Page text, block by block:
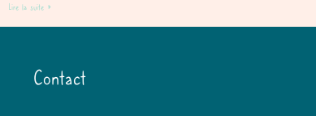
Lire la suite »
Contact